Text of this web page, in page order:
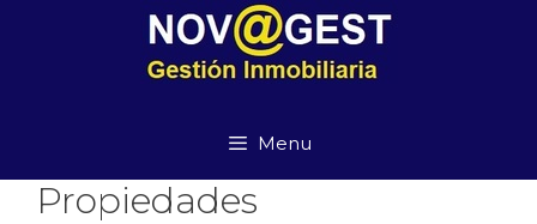
Menu
Propiedades